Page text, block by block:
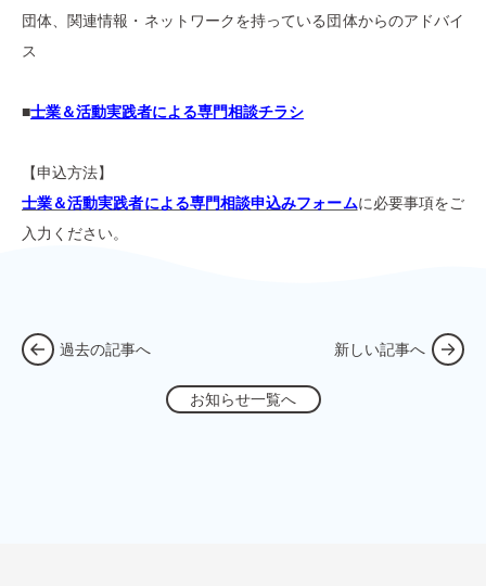
団体、関連情報・ネットワークを持っている団体からのアドバイ
ス
■士業＆活動実践者による専門相談チラシ
【申込方法】
士業＆活動実践者による専門相談申込みフォームに必要事項をご
入力ください。
過去の記事へ
お知らせ一覧へ
新しい記事へ